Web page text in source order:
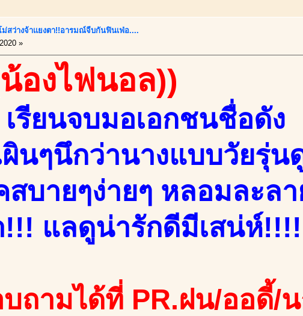
สว่างจ้าแยงตา!!อารมณ์จีบกันฟินเฟ่อ....
»
องไฟนอล))
รียนจบมอเอกชนชื่อดัง
นๆนึกว่านางแบบวัยรุ่น
บายๆง่ายๆ หลอมละลา
แลดูน่ารักดีมีเสน่ห์
ถามได้ที่ PR.ฝน/ออดี้/